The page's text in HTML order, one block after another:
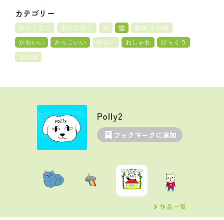
カテゴリー
おとこのこ おんなのこ 犬 猫
動物 その他
かわいい
かっこいい ゆるい おしゃれ
びっくり
その他
Polly2
ブックマークに追加
作品一覧